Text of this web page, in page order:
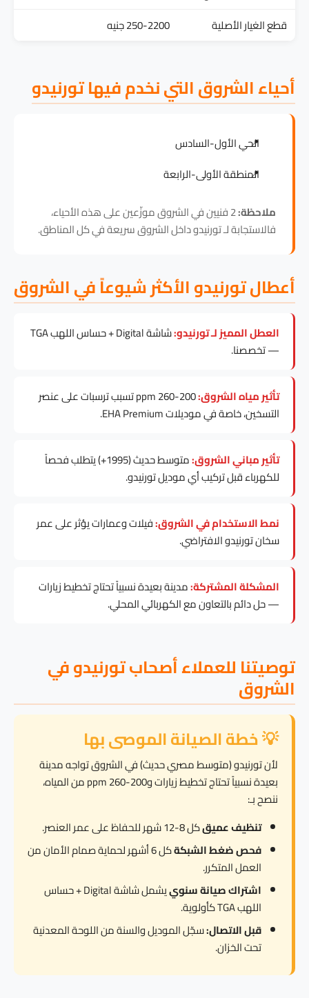
قطع الغيار الأصلية
250-2200 جنيه
أحياء الشروق التي نخدم فيها تورنيدو
الحي الأول-السادس
المنطقة الأولى-الرابعة
ملاحظة: 2 فنيين في الشروق موزّعين على هذه الأحياء،
فالاستجابة لـ تورنيدو داخل الشروق سريعة في كل المناطق.
أعطال تورنيدو الأكثر شيوعاً في الشروق
العطل المميز لـ تورنيدو:
شاشة Digital + حساس اللهب TGA
— تخصصنا.
تأثير مياه الشروق:
200-260 ppm تسبب ترسبات على عنصر
التسخين، خاصة في موديلات EHA Premium.
تأثير مباني الشروق:
متوسط حديث (1995+) يتطلب فحصاً
للكهرباء قبل تركيب أي موديل تورنيدو.
نمط الاستخدام في الشروق:فيلات وعمارات يؤثر على عمر
سخان تورنيدو الافتراضي.
المشكلة المشتركة:مدينة بعيدة نسبياً تحتاج تخطيط زيارات
— حل دائم بالتعاون مع الكهربائي المحلي.
توصيتنا للعملاء أصحاب تورنيدو في
الشروق
💡 خطة الصيانة الموصى بها
لأن تورنيدو (متوسط مصري حديث) في الشروق تواجه مدينة
بعيدة نسبياً تحتاج تخطيط زيارات و200-260 ppm من المياه،
ننصح بـ:
تنظيف عميقكل 8-12 شهر للحفاظ على عمر العنصر.
فحص ضغط الشبكة
كل 6 أشهر لحماية صمام الأمان من
العمل المتكرر.
اشتراك صيانة سنوي
يشمل شاشة Digital + حساس
اللهب TGA كأولوية.
قبل الاتصال:سجّل الموديل والسنة من اللوحة المعدنية
تحت الخزان.